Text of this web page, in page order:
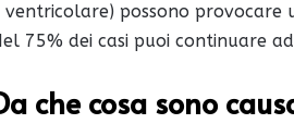
ventricolare) possono provocare
75% dei casi puoi continuare
che cosa sono